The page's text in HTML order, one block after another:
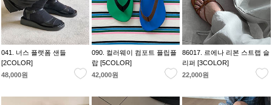
041. 너스 플랫폼 샌들
[2COLOR]
48,000원
090. 컬러웨이 컴포트 플립플
랍 [5COLOR]
42,000원
86017. 르에나 리본 스트랩 슬
리퍼 [3COLOR]
22,000원